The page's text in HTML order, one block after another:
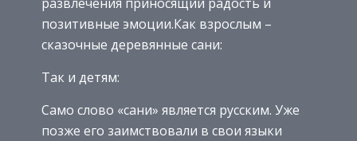
позитивные эмоции.Как взрослым –
сказочные деревянные сани:
Так и детям:
Само слово «сани» является русским. Уже
позже его заимствовали в свои языки